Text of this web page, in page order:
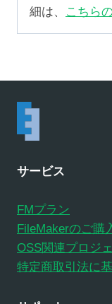
細は、
こちら
サービス
FMプラン
FileMakerのご購
OSS関連プロジ
特定商取引法に